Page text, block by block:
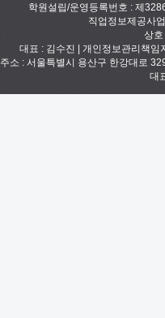
학원설립/운영등록번호 : 제
직업정보제공사
상
대표 : 김수진 | 개인정보관리책
주소 : 서울특별시 용산구 한강대로
대